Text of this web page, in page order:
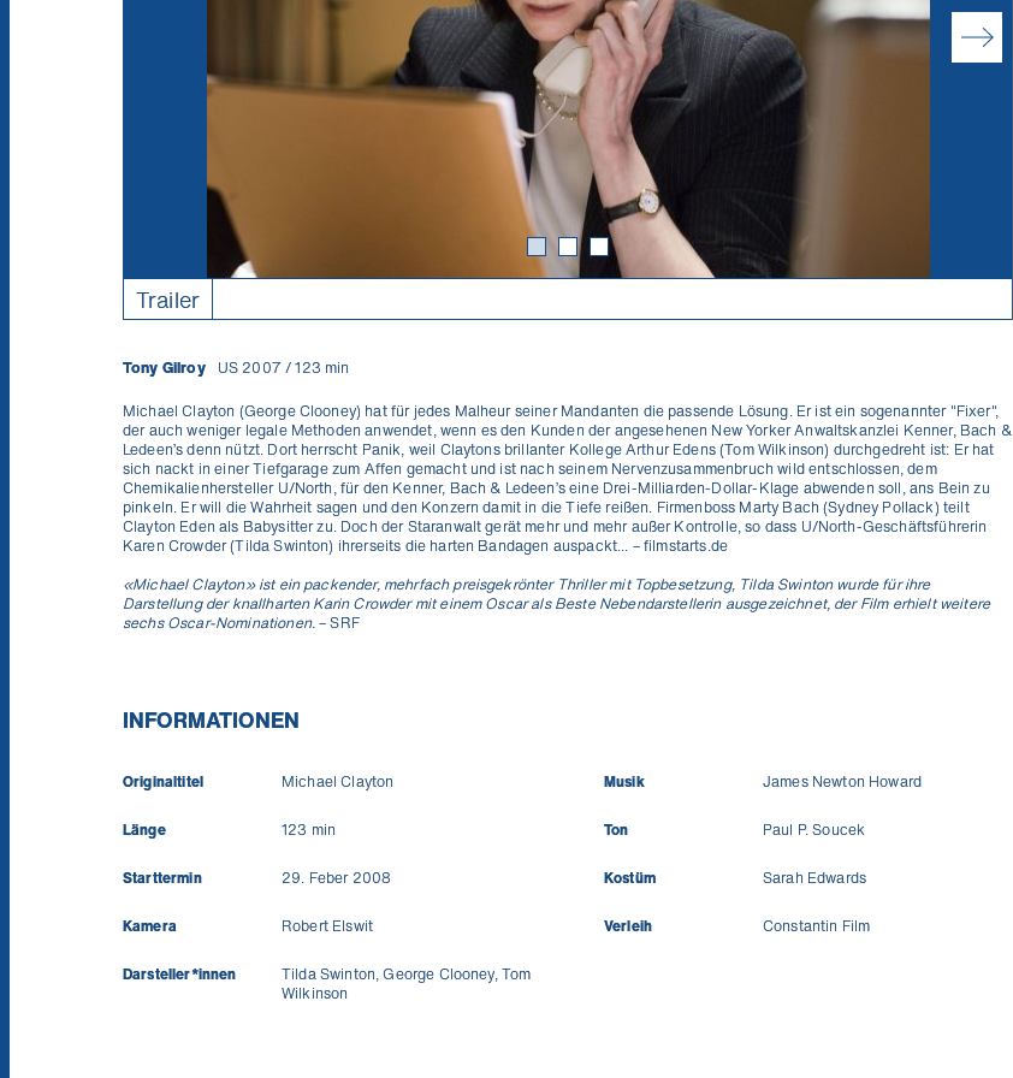
Trailer
Tony Gilroy US 2007 / 123 min
Michael Clayton (George Clooney) hat für jedes Malheur seiner Mandanten die passende Lösung. Er ist ein sogenannter "Fixer",
der auch weniger legale Methoden anwendet, wenn es den Kunden der angesehenen New Yorker Anwaltskanzlei Kenner, Bach &
Ledeen’s denn nützt. Dort herrscht Panik, weil Claytons brillanter Kollege Arthur Edens (Tom Wilkinson) durchgedreht ist: Er hat
sich nackt in einer Tiefgarage zum Affen gemacht und ist nach seinem Nervenzusammenbruch wild entschlossen, dem
Chemikalienhersteller U/North, für den Kenner, Bach & Ledeen’s eine Drei-Milliarden-Dollar-Klage abwenden soll, ans Bein zu
pinkeln. Er will die Wahrheit sagen und den Konzern damit in die Tiefe reißen. Firmenboss Marty Bach (Sydney Pollack) teilt
Clayton Eden als Babysitter zu. Doch der Staranwalt gerät mehr und mehr außer Kontrolle, so dass U/North-Geschäftsführerin
Karen Crowder (Tilda Swinton) ihrerseits die harten Bandagen auspackt... – filmstarts.de
«Michael Clayton» ist ein packender, mehrfach preisgekrönter Thriller mit Topbesetzung, Tilda Swinton wurde für ihre
Darstellung der knallharten Karin Crowder mit einem Oscar als Beste Nebendarstellerin ausgezeichnet, der Film erhielt weitere
sechs Oscar-Nominationen.– SRF
INFORMATIONEN
Originaltitel Michael Clayton
Länge 123 min
Starttermin 29. Feber 2008
Kamera Robert Elswit
Darsteller*innen
Tilda Swinton, George Clooney, Tom
Wilkinson
Musik James Newton Howard
Ton Paul P. Soucek
Kostüm Sarah Edwards
Verleih Constantin Film